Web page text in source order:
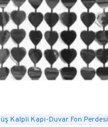
Kalpli Kapı-Duvar Fon Perdesi